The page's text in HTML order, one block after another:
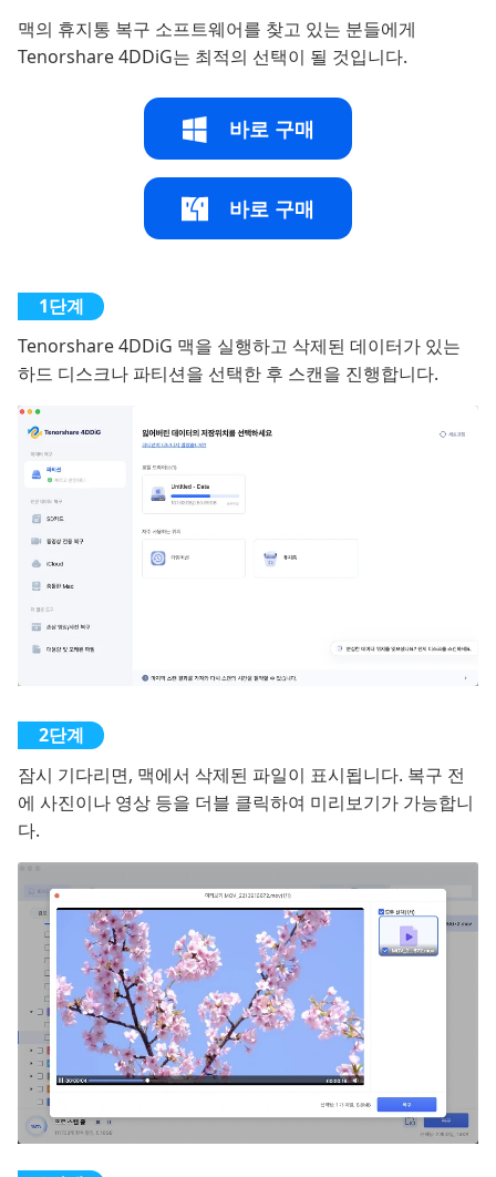
맥의 휴지통 복구 소프트웨어를 찾고 있는 분들에게
Tenorshare 4DDiG는 최적의 선택이 될 것입니다.
바로 구매
바로 구매
Tenorshare 4DDiG 맥을 실행하고 삭제된 데이터가 있는
하드 디스크나 파티션을 선택한 후 스캔을 진행합니다.
잠시 기다리면, 맥에서 삭제된 파일이 표시됩니다. 복구 전
에 사진이나 영상 등을 더블 클릭하여 미리보기가 가능합니
다.